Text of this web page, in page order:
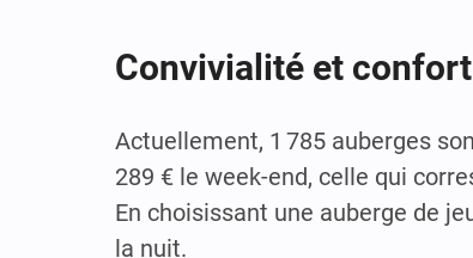
Convivialité et
Actuellement, 1 785 auberges
289 € le week-end, celle qui
En choisissant une auberge de
la nuit.